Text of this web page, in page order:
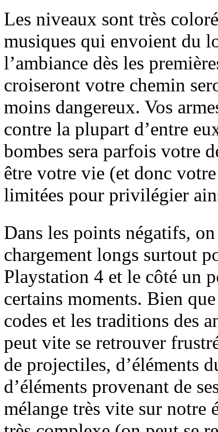
Les niveaux sont très
musiques qui envoient du
l’ambiance dès les
croiseront votre chemin
moins dangereux. Vos
contre la plupart d’entre
bombes sera parfois votre
être votre vie (et donc
limitées pour privilégier
Dans les points négatifs,
chargement longs surtout
Playstation 4 et le côté un
certains moments. Bien
codes et les traditions des
peut vite se retrouver
de projectiles, d’éléments
d’éléments provenant de
mélange très vite sur notre